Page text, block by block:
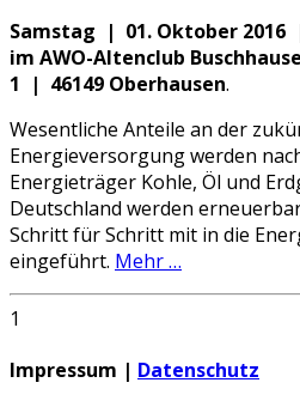
Samstag | 01. Oktober 2016
im AWO-Altenclub
1 | 46149 Oberhausen.
Wesentliche Anteile an der
Energieversorgung werden
Energieträger Kohle, Öl und
Deutschland werden
Schritt für Schritt mit in die
eingeführt. Mehr …
1
Impressum | Datenschutz